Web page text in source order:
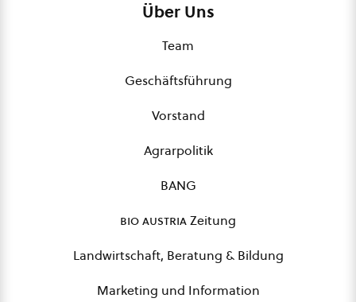
Über Uns
Team
Geschäftsführung
Vorstand
Agrarpolitik
BANG
bio austriaZeitung
Landwirtschaft, Beratung & Bildung
Marketing und Information